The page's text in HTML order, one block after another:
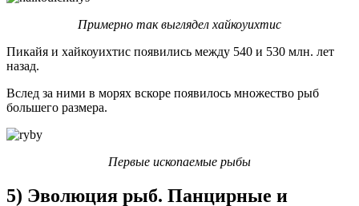
Примерно так выглядел хайкоуихтис
Пикайя и хайкоуихтис появились между 540 и 530 млн. лет
назад.
Вслед за ними в морях вскоре появилось множество рыб
большего размера.
Первые ископаемые рыбы
5) Эволюция рыб. Панцирные и